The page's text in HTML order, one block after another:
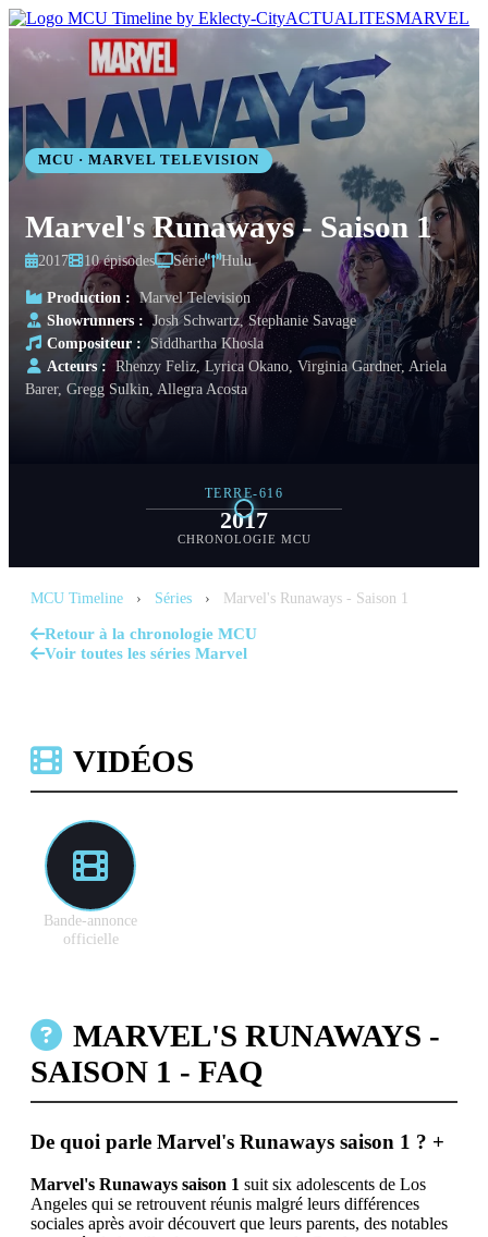
ACTUALITESMARVEL
MCU · MARVEL TELEVISION
Marvel's Runaways - Saison 1
2017 10 épisodes Série Hulu
Production : Marvel Television
Showrunners : Josh Schwartz, Stephanie Savage
Compositeur : Siddhartha Khosla
Acteurs : Rhenzy Feliz, Lyrica Okano, Virginia Gardner, Ariela
Barer, Gregg Sulkin, Allegra Acosta
TERRE-616
2017
CHRONOLOGIE MCU
MCU Timeline › Séries › Marvel's Runaways - Saison 1
Retour à la chronologie MCU
Voir toutes les séries Marvel
VIDÉOS
Bande-annonce
officielle
MARVEL'S RUNAWAYS -
SAISON 1 - FAQ
De quoi parle Marvel's Runaways saison 1 ? +
Marvel's Runaways saison 1 suit six adolescents de Los
Angeles qui se retrouvent réunis malgré leurs différences
sociales après avoir découvert que leurs parents, des notables